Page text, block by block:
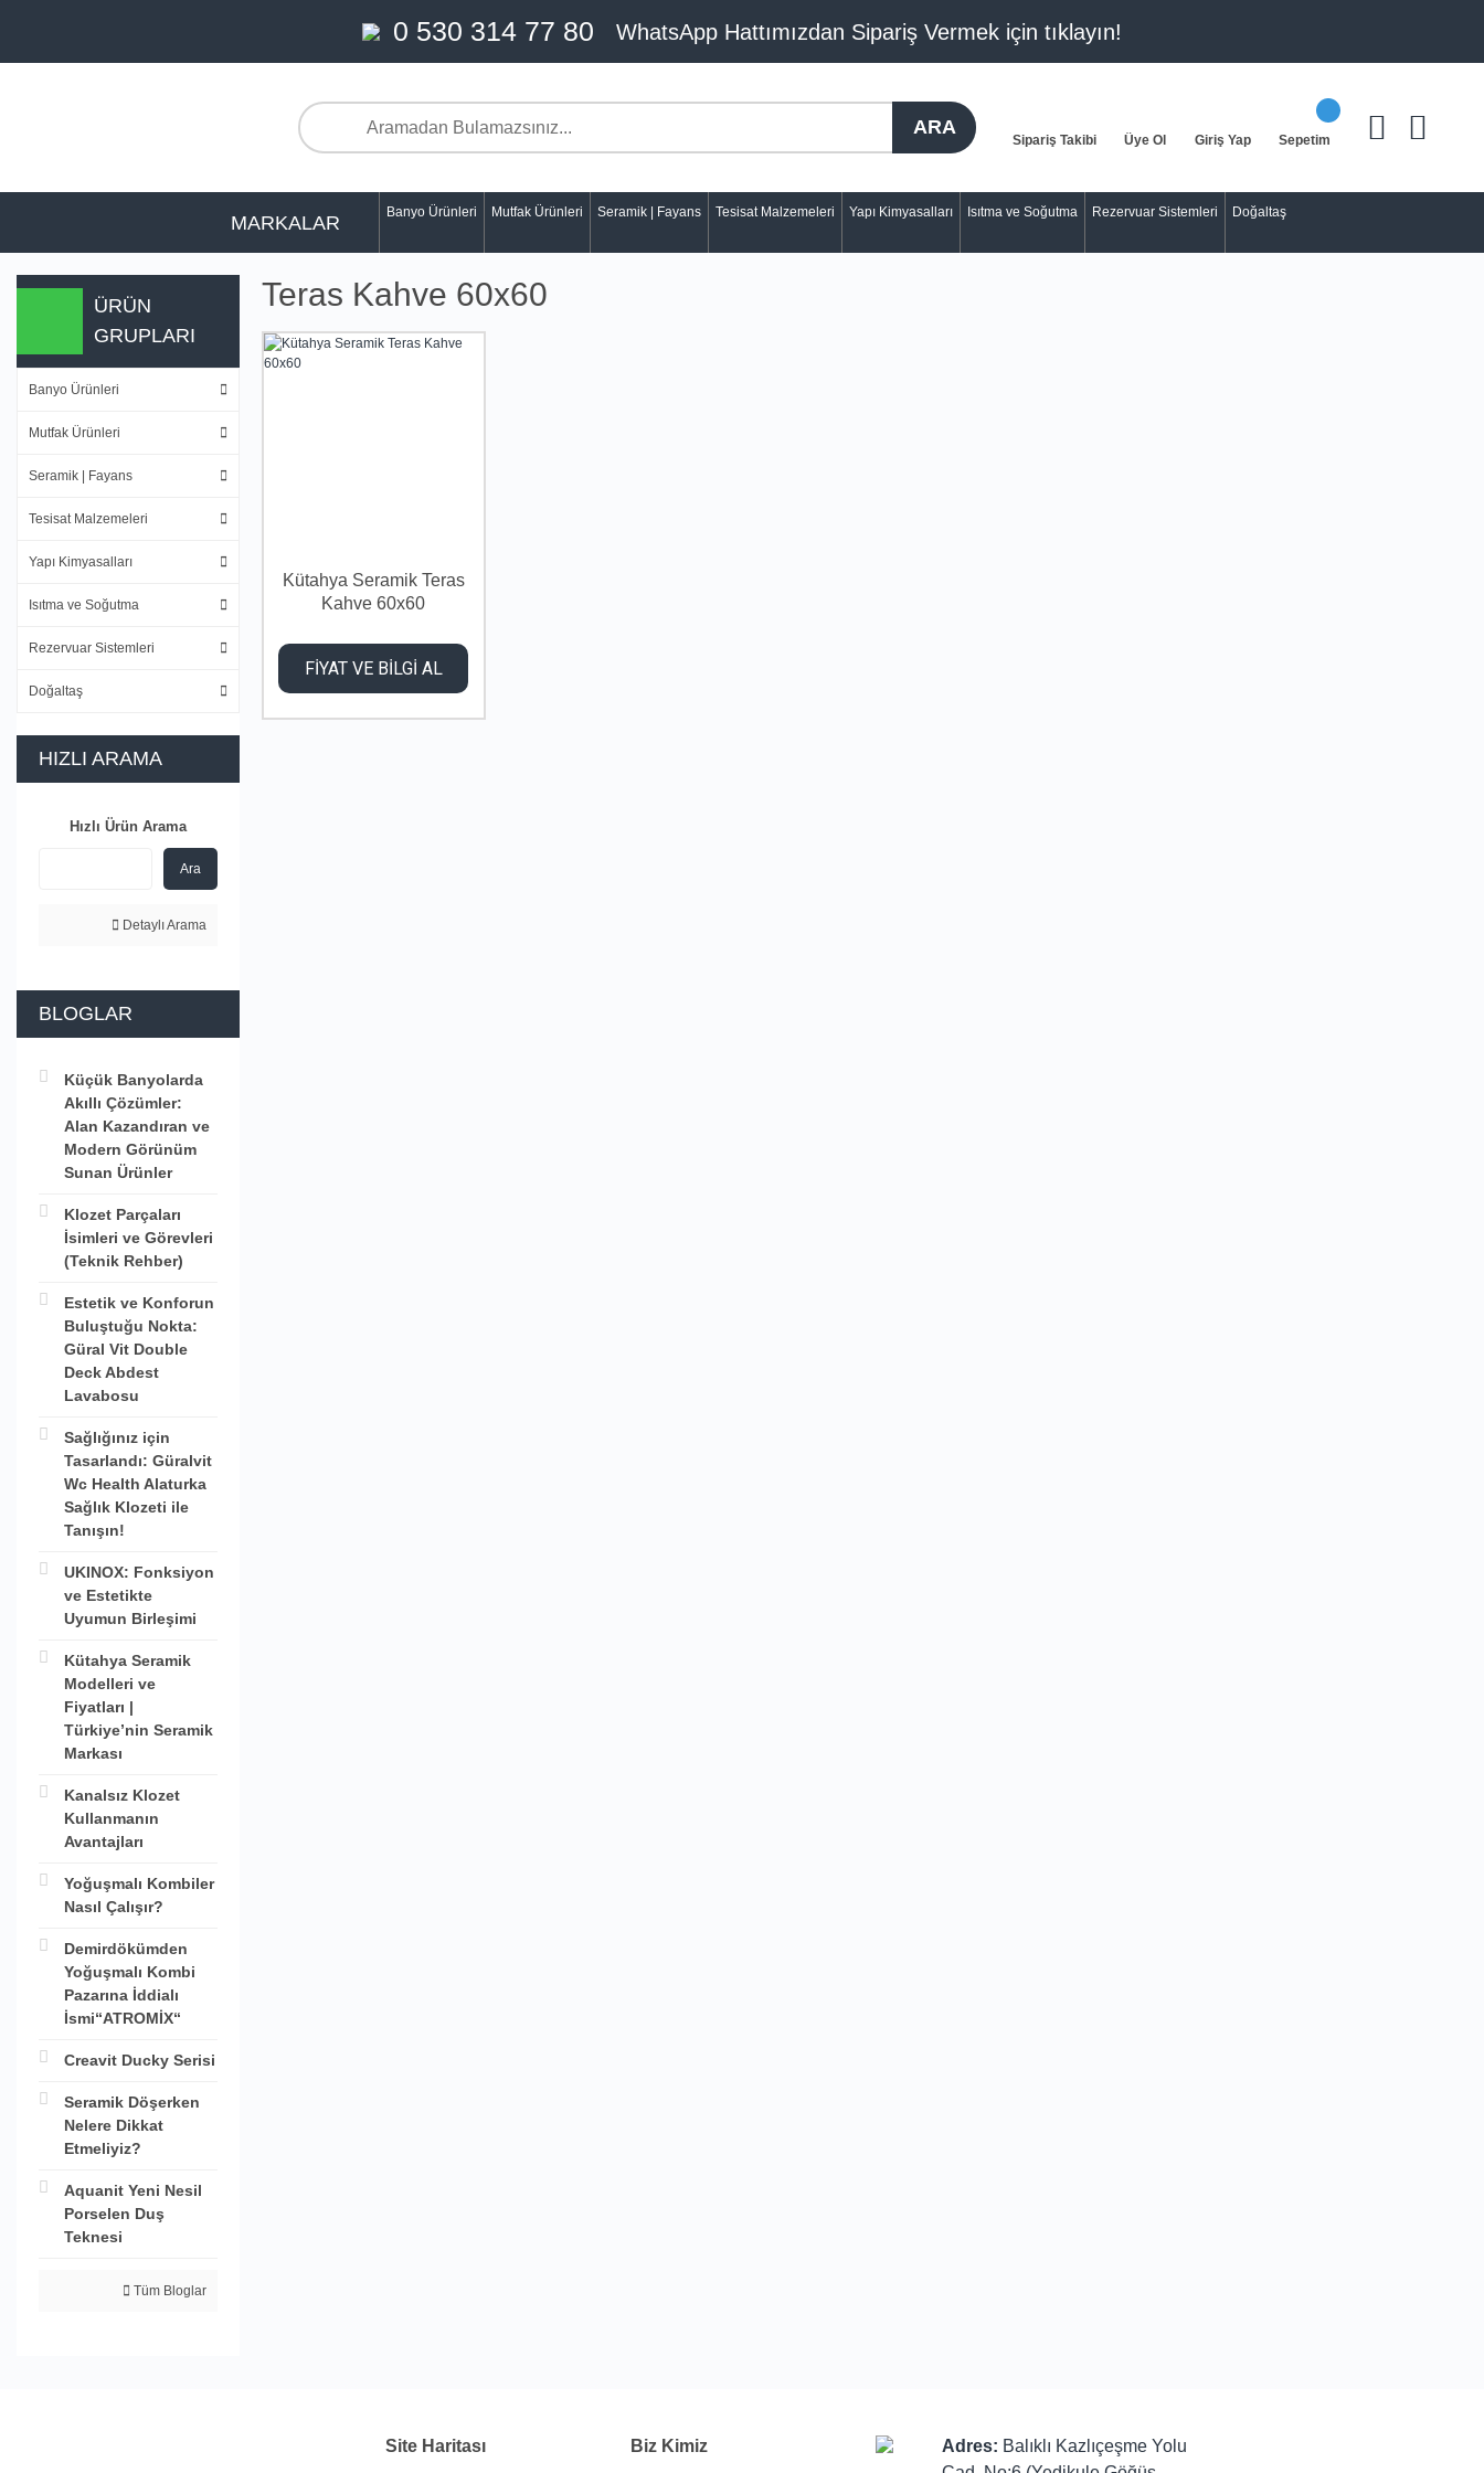
0 530 314 77 80 WhatsApp Hattımızdan Sipariş Vermek için tıklayın!
ARA
Sipariş Takibi Üye Ol Giriş Yap Sepetim
MARKALAR Banyo Ürünleri Mutfak Ürünleri Seramik | Fayans Tesisat Malzemeleri Yapı Kimyasalları Isıtma ve Soğutma Rezervuar Sistemleri Doğaltaş
ÜRÜN
GRUPLARI
Banyo Ürünleri
Mutfak Ürünleri
Seramik | Fayans
Tesisat Malzemeleri
Yapı Kimyasalları
Isıtma ve Soğutma
Rezervuar Sistemleri
Doğaltaş
HIZLI ARAMA
Hızlı Ürün Arama
Ara
Detaylı Arama
BLOGLAR
Küçük Banyolarda
Akıllı Çözümler:
Alan Kazandıran ve
Modern Görünüm
Sunan Ürünler
Klozet Parçaları
İsimleri ve Görevleri
(Teknik Rehber)
Estetik ve Konforun
Buluştuğu Nokta:
Güral Vit Double
Deck Abdest
Lavabosu
Sağlığınız için
Tasarlandı: Güralvit
Wc Health Alaturka
Sağlık Klozeti ile
Tanışın!
UKINOX: Fonksiyon
ve Estetikte
Uyumun Birleşimi
Kütahya Seramik
Modelleri ve
Fiyatları |
Türkiye’nin Seramik
Markası
Kanalsız Klozet
Kullanmanın
Avantajları
Yoğuşmalı Kombiler
Nasıl Çalışır?
Demirdökümden
Yoğuşmalı Kombi
Pazarına İddialı
İsmi“ATROMİX“
Creavit Ducky Serisi
Seramik Döşerken
Nelere Dikkat
Etmeliyiz?
Aquanit Yeni Nesil
Porselen Duş
Teknesi
Tüm Bloglar
Teras Kahve 60x60
Kütahya Seramik Teras
Kahve 60x60
FİYAT VE BİLGİ AL
Site Haritası Biz Kimiz Adres: Balıklı Kazlıçeşme Yolu